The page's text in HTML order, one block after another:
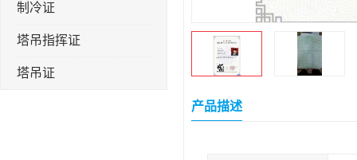
制冷证
塔吊指挥证
塔吊证
产品描述